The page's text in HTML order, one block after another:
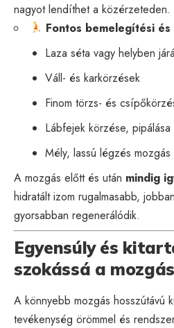
nagyot lendíthet a közérzeteden.
Fontos bemelegítési
Laza séta vagy helyben
Váll- és karkörzések
Finom törzs- és
Lábfejek körzése, pipálása
Mély, lassú légzés
A mozgás előtt és után mindig
hidratált izom rugalmasabb,
gyorsabban regenerálódik.
Egyensúly és
szokássá a mozgás
A könnyebb mozgás hosszútávú
tevékenység örömmel és